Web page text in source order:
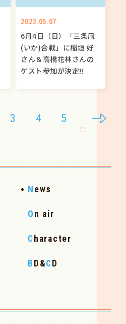
2023.05.07
6月4日（日）「三条凧
(いか)合戦」に稲垣 好
さん＆高橋花林さんの
ゲスト参加が決定!!
3 4 5
N ews
O n air
C haracter
B D&CD